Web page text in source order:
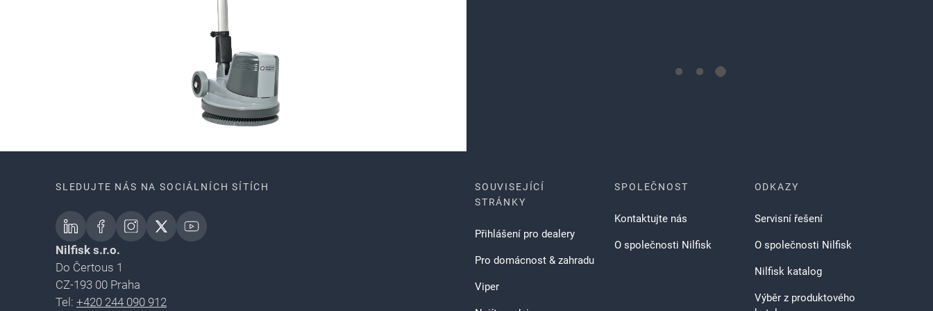
SLEDUJTE NÁS NA SOCIÁLNÍCH SÍTÍCH
Nilfisk s.r.o.
Do Čertous 1
CZ-193 00 Praha
Tel: +420 244 090 912
SOUVISEJÍCÍ
STRÁNKY
Přihlášení pro dealery
Pro domácnost & zahradu
Viper
SPOLEČNOST
Kontaktujte nás
O společnosti Nilfisk
ODKAZY
Servisní řešení
O společnosti Nilfisk
Nilfisk katalog
Výběr z produktového